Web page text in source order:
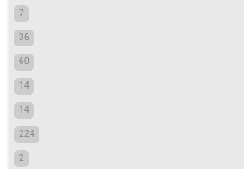
7
36
60
14
14
224
2